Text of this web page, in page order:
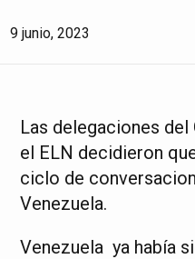
9 junio, 2023
Las delegaciones
el ELN decidieron
ciclo de
Venezuela.
Venezuela ya había